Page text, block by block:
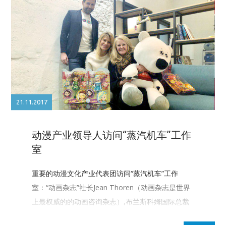
21.11.2017
动漫产业领导人访问“蒸汽机车”工作
室
重要的动漫文化产业代表团访问“蒸汽机车”工作
室：“动画杂志”社长Jean Thoren（动画杂志是世界
上最权威的的动画咨询杂志）,布兰斯科姆国际总裁